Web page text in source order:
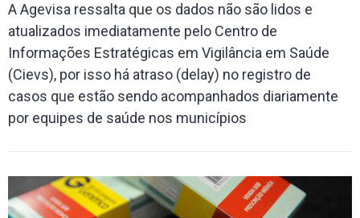
A Agevisa ressalta que os dados não são lidos e
atualizados imediatamente pelo Centro de
Informações Estratégicas em Vigilância em Saúde
(Cievs), por isso há atraso (delay) no registro de
casos que estão sendo acompanhados diariamente
por equipes de saúde nos municípios